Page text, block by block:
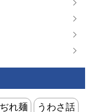
れ麺 うわさ話